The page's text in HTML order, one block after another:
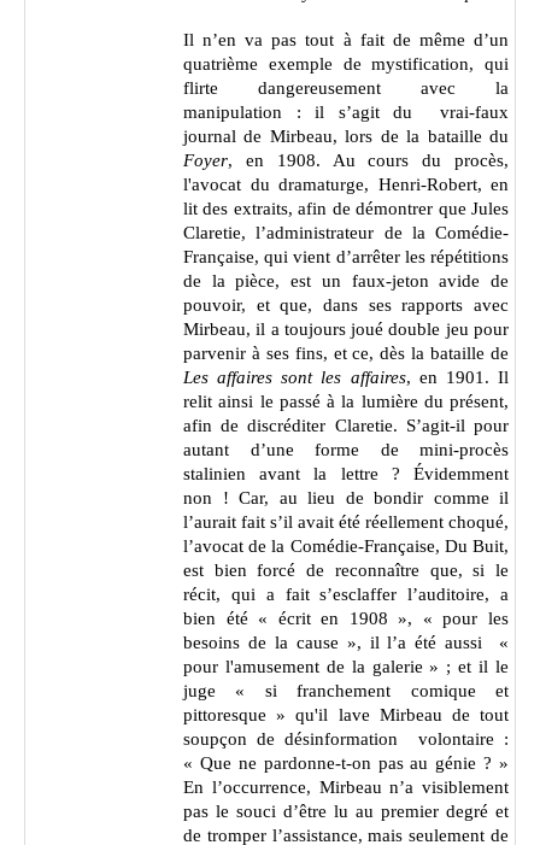
Il n’en va pas tout à fait de même d’un
quatrième exemple de mystification, qui
flirte dangereusement avec la
manipulation : il s’agit du vrai-faux
journal de Mirbeau, lors de la bataille du
Foyer, en 1908. Au cours du procès,
l'avocat du dramaturge, Henri-Robert, en
lit des extraits, afin de démontrer que Jules
Claretie, l’administrateur de la Comédie-
Française, qui vient d’arrêter les répétitions
de la pièce, est un faux-jeton avide de
pouvoir, et que, dans ses rapports avec
Mirbeau, il a toujours joué double jeu pour
parvenir à ses fins, et ce, dès la bataille de
Les affaires sont les affaires, en 1901. Il
relit ainsi le passé à la lumière du présent,
afin de discréditer Claretie. S’agit-il pour
autant d’une forme de mini-procès
stalinien avant la lettre ? Évidemment
non ! Car, au lieu de bondir comme il
l’aurait fait s’il avait été réellement choqué,
l’avocat de la Comédie-Française, Du Buit,
est bien forcé de reconnaître que, si le
récit, qui a fait s’esclaffer l’auditoire, a
bien été « écrit en 1908 », « pour les
besoins de la cause », il l’a été aussi «
pour l'amusement de la galerie » ; et il le
juge « si franchement comique et
pittoresque » qu'il lave Mirbeau de tout
soupçon de désinformation volontaire :
« Que ne pardonne-t-on pas au génie ? »
En l’occurrence, Mirbeau n’a visiblement
pas le souci d’être lu au premier degré et
de tromper l’assistance, mais seulement de